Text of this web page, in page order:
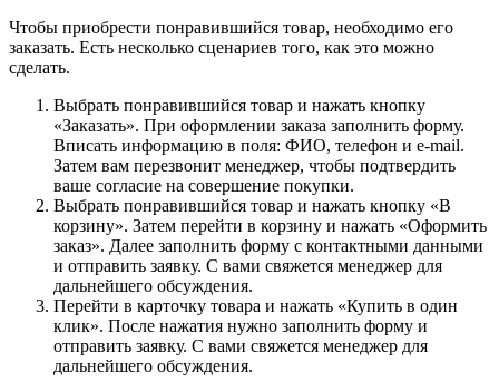
Чтобы приобрести понравившийся товар, необходимо его
заказать. Есть несколько сценариев того, как это можно
сделать.
Выбрать понравившийся товар и нажать кнопку
«Заказать». При оформлении заказа заполнить форму.
Вписать информацию в поля: ФИО, телефон и e-mail.
Затем вам перезвонит менеджер, чтобы подтвердить
ваше согласие на совершение покупки.
Выбрать понравившийся товар и нажать кнопку «В
корзину». Затем перейти в корзину и нажать «Оформить
заказ». Далее заполнить форму с контактными данными
и отправить заявку. С вами свяжется менеджер для
дальнейшего обсуждения.
Перейти в карточку товара и нажать «Купить в один
клик». После нажатия нужно заполнить форму и
отправить заявку. С вами свяжется менеджер для
дальнейшего обсуждения.